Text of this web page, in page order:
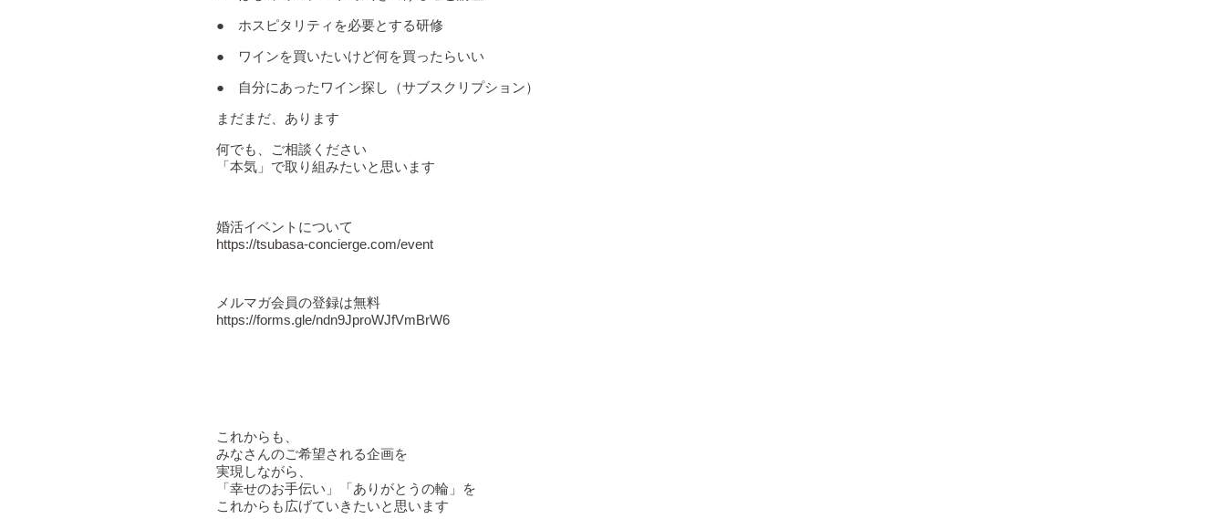
● ホスピタリティを必要とする研修
● ワインを買いたいけど何を買ったらいい
● 自分にあったワイン探し（サブスクリプション）
まだまだ、あります
何でも、ご相談ください
「本気」で取り組みたいと思います
婚活イベントについて
https://tsubasa-concierge.com/event
メルマガ会員の登録は無料
https://forms.gle/ndn9JproWJfVmBrW6
これからも、
みなさんのご希望される企画を
実現しながら、
「幸せのお手伝い」「ありがとうの輪」を
これからも広げていきたいと思います